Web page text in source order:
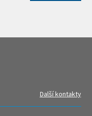
Další kontakty